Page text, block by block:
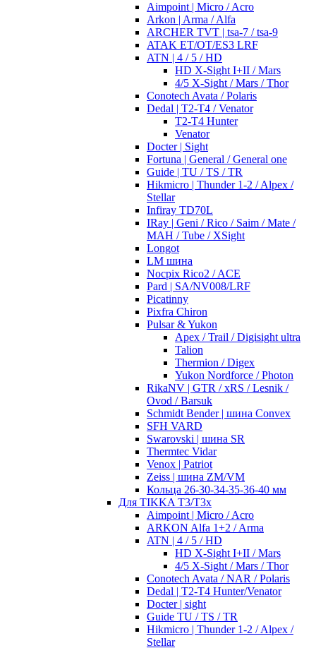
Aimpoint | Micro / Acro
Arkon | Arma / Alfa
ARCHER TVT | tsa-7 / tsa-9
ATAK ET/OT/ES3 LRF
ATN | 4 / 5 / HD
HD X-Sight I+II / Mars
4/5 X-Sight / Mars / Thor
Conotech Avata / Polaris
Dedal | T2-T4 / Venator
T2-T4 Hunter
Venator
Docter | Sight
Fortuna | General / General one
Guide | TU / TS / TR
Hikmicro | Thunder 1-2 / Alpex /
Stellar
Infiray TD70L
IRay | Geni / Rico / Saim / Mate /
MAH / Tube / XSight
Longot
LM шина
Nocpix Rico2 / ACE
Pard | SA/NV008/LRF
Picatinny
Pixfra Chiron
Pulsar & Yukon
Apex / Trail / Digisight ultra
Talion
Thermion / Digex
Yukon Nordforce / Photon
RikaNV | GTR / xRS / Lesnik /
Ovod / Barsuk
Schmidt Bender | шина Convex
SFH VARD
Swarovski | шина SR
Thermtec Vidar
Venox | Patriot
Zeiss | шина ZM/VM
Кольца 26-30-34-35-36-40 мм
Для TIKKA T3/T3x
Aimpoint | Micro / Acro
ARKON Alfa 1+2 / Arma
ATN | 4 / 5 / HD
HD X-Sight I+II / Mars
4/5 X-Sight / Mars / Thor
Conotech Avata / NAR / Polaris
Dedal | T2-T4 Hunter/Venator
Docter | sight
Guide TU / TS / TR
Hikmicro | Thunder 1-2 / Alpex /
Stellar